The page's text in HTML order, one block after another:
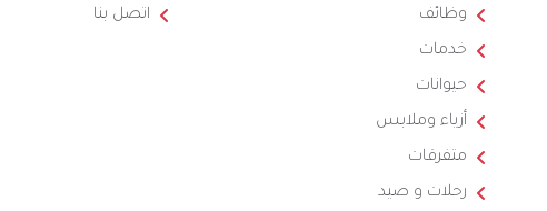
وظائف
خدمات
حيوانات
أزياء وملابس
متفرقات
رحلات و صيد
اتصل بنا